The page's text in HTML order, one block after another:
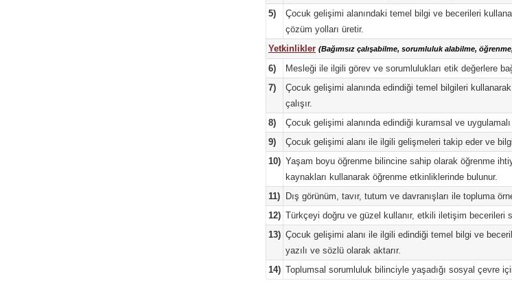
5)
Çocuk gelişimi alanındaki temel bilgi ve becerileri
çözüm yolları üretir.
Yetkinlikler (Bağımsız çalışabilme, sorumluluk alabilme,
6)
Mesleği ile ilgili görev ve sorumlulukları etik değerlere
7)
Çocuk gelişimi alanında edindiği temel bilgileri
çalışır.
8)
Çocuk gelişimi alanında edindiği kuramsal ve
9)
Çocuk gelişimi alanı ile ilgili gelişmeleri takip eder ve
10) Yaşam boyu öğrenme bilincine sahip olarak öğrenme
kaynakları kullanarak öğrenme etkinliklerinde bulunur.
11)
Dış görünüm, tavır, tutum ve davranışları ile topluma
12) Türkçeyi doğru ve güzel kullanır, etkili iletişim becerileri
13) Çocuk gelişimi alanı ile ilgili edindiği temel bilgi ve
yazılı ve sözlü olarak aktarır.
14) Toplumsal sorumluluk bilinciyle yaşadığı sosyal çevre